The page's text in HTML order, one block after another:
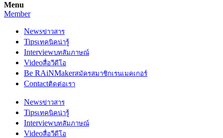
Menu
Member
Newsข่าวสาร
Tipsเทคนิคน่ารู้
Interviewบทสัมภาษณ์
Videoสื่อวีดีโอ
Be RAiNMakerสมัครสมาชิกเรนเมคเกอร์
Contactติดต่อเรา
Newsข่าวสาร
Tipsเทคนิคน่ารู้
Interviewบทสัมภาษณ์
Videoสื่อวีดีโอ